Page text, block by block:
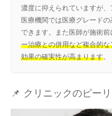
濃度に抑えられていますが
医療機関では医療グレード
できます。また医師が施術前
ー治療との併用など複合的
効果の確実性が高まります。
📌 クリニックのピー